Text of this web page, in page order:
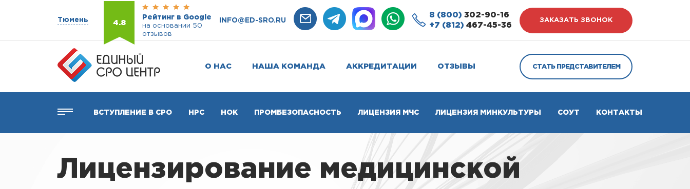
Тюмень 4.8
Рейтинг в Google
на основании 50
отзывов
INFO@ED-SRO.RU
8 (800) 302-90-16
+7 (812) 467-45-36
ЗАКАЗАТЬ ЗВОНОК
О НАС НАША КОМАНДА АККРЕДИТАЦИИ ОТЗЫВЫ СТАТЬ ПРЕДСТАВИТЕЛЕМ
ВСТУПЛЕНИЕ В СРО НРС НОК ПРОМБЕЗОПАСНОСТЬ ЛИЦЕНЗИЯ МЧС ЛИЦЕНЗИЯ МИНКУЛЬТУРЫ СОУТ КОНТАКТЫ
Лицензирование медицинской